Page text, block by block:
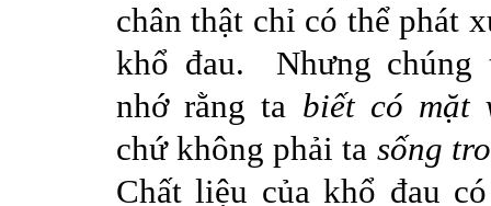
chân thật chỉ có thể phát
khổ đau. Nhưng chúng
nhớ rằng ta biết có mặt
chứ không phải ta sống
Chất liệu của khổ đau có